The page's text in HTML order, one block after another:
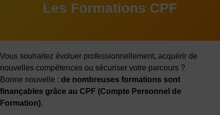
Les Formations CPF
Vous souhaitez évoluer professionnellement, acquérir de
nouvelles compétences ou sécuriser votre parcours ?
Bonne nouvelle : de nombreuses formations sont
finançables grâce au CPF (Compte Personnel de
Formation).